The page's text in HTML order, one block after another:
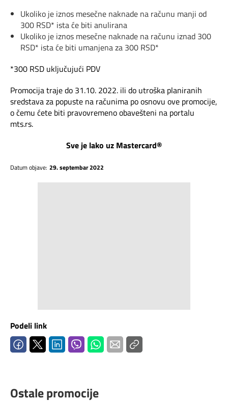
Putuj pametnije
Ukoliko je iznos mesečne naknade na računu manji od
300 RSD* ista će biti anulirana
Ukoliko je iznos mesečne naknade na računu iznad 300
RSD* ista će biti umanjena za 300 RSD*
*300 RSD uključujući PDV
Promocija traje do 31.10. 2022. ili do utroška planiranih
sredstava za popuste na računima po osnovu ove promocije,
o čemu ćete biti pravovremeno obavešteni na portalu
mts.rs.
Sve je lako uz Mastercard®
Datum objave: 29. septembar 2022
Podeli link
Ostale promocije